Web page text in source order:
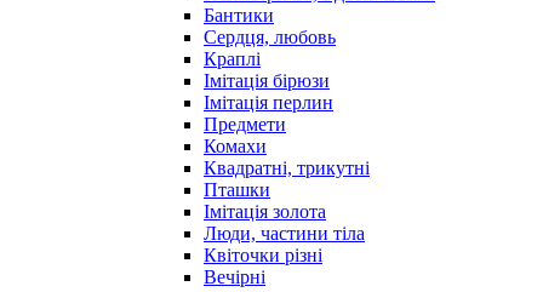
Бантики
Сердця, любовь
Краплі
Імітація бірюзи
Імітація перлин
Предмети
Комахи
Квадратні, трикутні
Пташки
Імітація золота
Люди, частини тіла
Квіточки різні
Вечірні